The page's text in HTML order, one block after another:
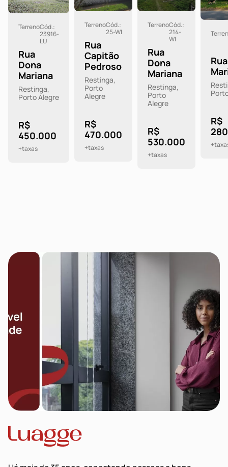
TerrenoCód.:
23916-
LU
Rua
Dona
Mariana
Restinga,
Porto Alegre
R$
450.000
+taxas
TerrenoCód.:
25-WI
Rua
Capitão
Pedroso
Restinga,
Porto
Alegre
R$
470.000
+taxas
TerrenoCód.:
214-
WI
Rua
Dona
Mariana
Restinga,
Porto
Alegre
R$
530.000
+taxas
R$